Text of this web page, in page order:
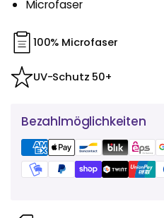
Microfaser
100% Microfaser
UV-Schutz 50+
Bezahlmöglichkeiten